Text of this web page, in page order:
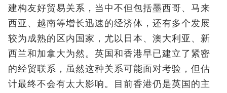
建构友好贸易关系，当中不但包括墨西哥、马来
西亚、越南等增长迅速的经济体，还有多个发展
较为成熟的区内国家，尤以日本、澳大利亚、新
西兰和加拿大为然。英国和香港早已建立了紧密
的经贸联系，虽然这种关系可能面对考验，但估
计最终不会有太大影响。目前香港仍是英国的主